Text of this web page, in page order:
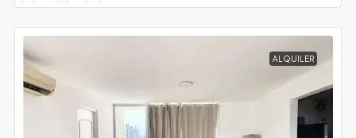
ALQUILER